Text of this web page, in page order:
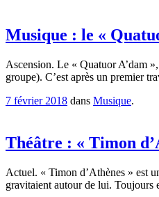
Musique : le «
Ascension. Le « Quatuor A’dam
groupe). C’est après un premier
7 février 2018 dans Musique.
Théâtre : « Timon
Actuel. « Timon d’Athènes » est
gravitaient autour de lui. Toujours